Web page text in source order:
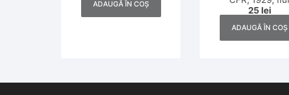
ADAUGĂ ÎN COȘ
colonelului
Martinovsky
25 lei
ADAUGĂ ÎN COȘ